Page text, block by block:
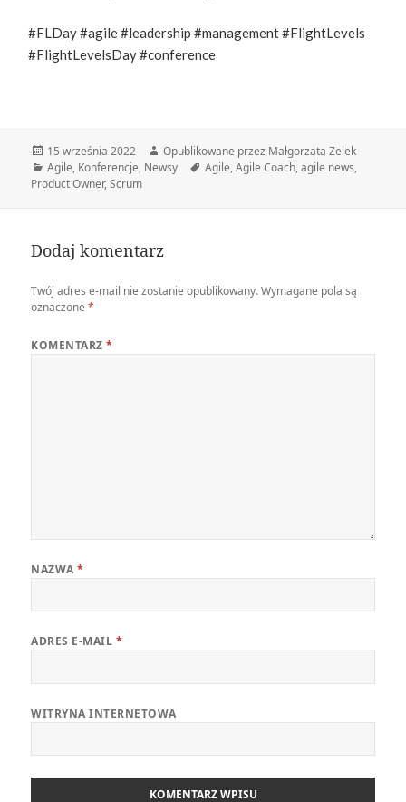
#FLDay #agile #leadership #management #FlightLevels
#FlightLevelsDay #conference
Data
publikacji
15 września 2022 Autor
Opublikowane przez Małgorzata Zelek
Kategorie
Agile, Konferencje, Newsy Tagi
Agile,Agile Coach,agile news,
Product Owner,Scrum
Dodaj komentarz
Twój adres e-mail nie zostanie opublikowany. Wymagane pola są
oznaczone*
KOMENTARZ*
NAZWA*
ADRES E-MAIL *
WITRYNA INTERNETOWA